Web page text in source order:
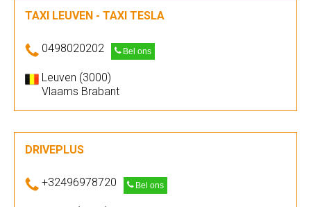
TAXI LEUVEN - TAXI TESLA
0498020202 Bel ons
Leuven (3000)
Vlaams Brabant
DRIVEPLUS
+32496978720 Bel ons